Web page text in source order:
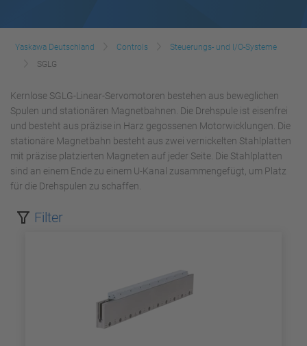
Yaskawa Deutschland Controls
Steuerungs- und I/O-Systeme
SGLG
Kernlose SGLG-Linear-Servomotoren bestehen aus beweglichen
Spulen und stationären Magnetbahnen. Die Drehspule ist eisenfrei
und besteht aus präzise in Harz gegossenen Motorwicklungen. Die
stationäre Magnetbahn besteht aus zwei vernickelten Stahlplatten
mit präzise platzierten Magneten auf jeder Seite. Die Stahlplatten
sind an einem Ende zu einem U-Kanal zusammengefügt, um Platz
für die Drehspulen zu schaffen.
Filter